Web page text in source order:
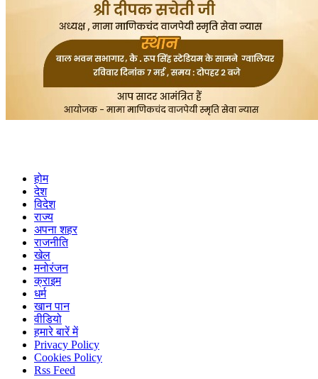
होम
देश
विदेश
राज्य
अपना शहर
राजनीति
खेल
मनोरंजन
क्राइम
धर्म
खान पान
वीडियो
हमारे बारें में
Privacy Policy
Cookies Policy
Rss Feed